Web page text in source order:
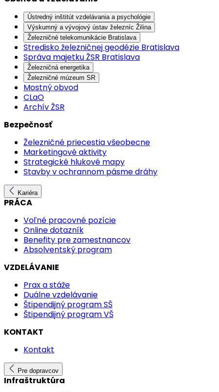
Ústredný inštitút vzdelávania a psychológie
Výskumný a vývojový ústav železníc Žilina
Železničné telekomunikácie Bratislava
Stredisko železničnej geodézie Bratislava
Správa majetku ŽSR Bratislava
Železničná energetika
Železničné múzeum SR
Mostný obvod
CLaO
Archív ŽSR
Bezpečnosť
Železničné priecestia všeobecne
Marketingové aktivity
Strategické hlukové mapy
Stavby v ochrannom pásme dráhy
Kariéra
PRÁCA
Voľné pracovné pozície
Online dotazník
Benefity pre zamestnancov
Absolventský program
VZDELÁVANIE
Prax a stáže
Duálne vzdelávanie
Štipendijný program SŠ
Štipendijný program VŠ
KONTAKT
Kontakt
Pre dopravcov
Infraštruktúra